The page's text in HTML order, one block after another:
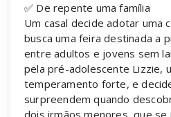
✅ De repente uma família
Um casal decide adotar uma
busca uma feira destinada a
entre adultos e jovens sem
pela pré-adolescente Lizzie,
temperamento forte, e
surpreendem quando